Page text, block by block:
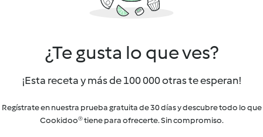
¿Te gusta lo que ves?
¡Esta receta y más de 100 000 otras te esperan!
Regístrate en nuestra prueba gratuita de 30 días y descubre todo lo que
Cookidoo® tiene para ofrecerte. Sin compromiso.